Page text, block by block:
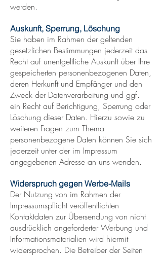
werden.
Auskunft, Sperrung, Löschung
Sie haben im Rahmen der geltenden
gesetzlichen Bestimmungen jederzeit das
Recht auf unentgeltliche Auskunft über Ihre
gespeicherten personenbezogenen Daten,
deren Herkunft und Empfänger und den
Zweck der Datenverarbeitung und ggf.
ein Recht auf Berichtigung, Sperrung oder
Löschung dieser Daten. Hierzu sowie zu
weiteren Fragen zum Thema
personenbezogene Daten können Sie sich
jederzeit unter der im Impressum
angegebenen Adresse an uns wenden.
Widerspruch gegen Werbe-Mails
Der Nutzung von im Rahmen der
Impressumspflicht veröffentlichten
Kontaktdaten zur Übersendung von nicht
ausdrücklich angeforderter Werbung und
Informationsmaterialien wird hiermit
widersprochen. Die Betreiber der Seiten